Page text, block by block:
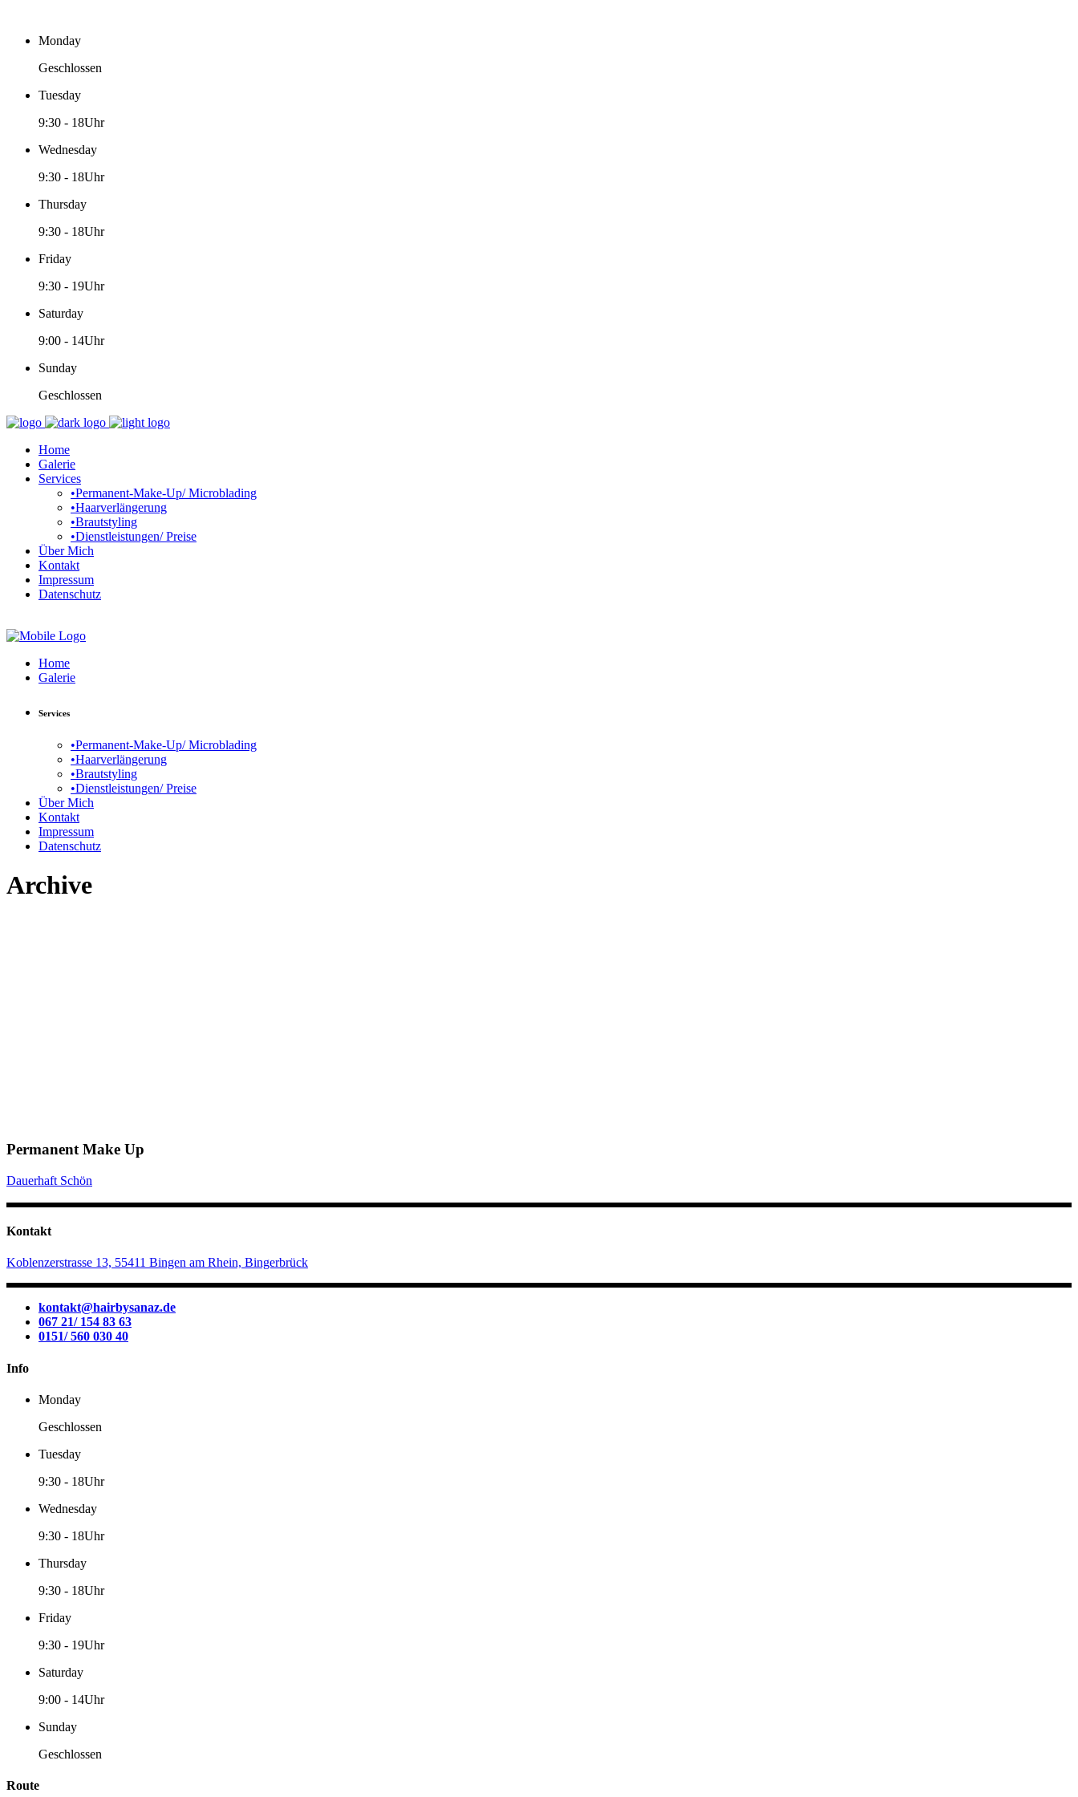
Monday
Geschlossen
Tuesday
9:30 - 18Uhr
Wednesday
9:30 - 18Uhr
Thursday
9:30 - 18Uhr
Friday
9:30 - 19Uhr
Saturday
9:00 - 14Uhr
Sunday
Geschlossen
Home
Galerie
Services
•Permanent-Make-Up/ Microblading
•Haarverlängerung
•Brautstyling
•Dienstleistungen/ Preise
Über Mich
Kontakt
Impressum
Datenschutz
Home
Galerie
Services
•Permanent-Make-Up/ Microblading
•Haarverlängerung
•Brautstyling
•Dienstleistungen/ Preise
Über Mich
Kontakt
Impressum
Datenschutz
Archive
Permanent Make Up
Dauerhaft Schön
Kontakt
Koblenzerstrasse 13, 55411 Bingen am Rhein, Bingerbrück
kontakt@hairbysanaz.de
067 21/ 154 83 63
0151/ 560 030 40
Info
Monday
Geschlossen
Tuesday
9:30 - 18Uhr
Wednesday
9:30 - 18Uhr
Thursday
9:30 - 18Uhr
Friday
9:30 - 19Uhr
Saturday
9:00 - 14Uhr
Sunday
Geschlossen
Route